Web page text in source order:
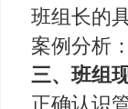
班组长的
案例分析：
三、班组
正确认识